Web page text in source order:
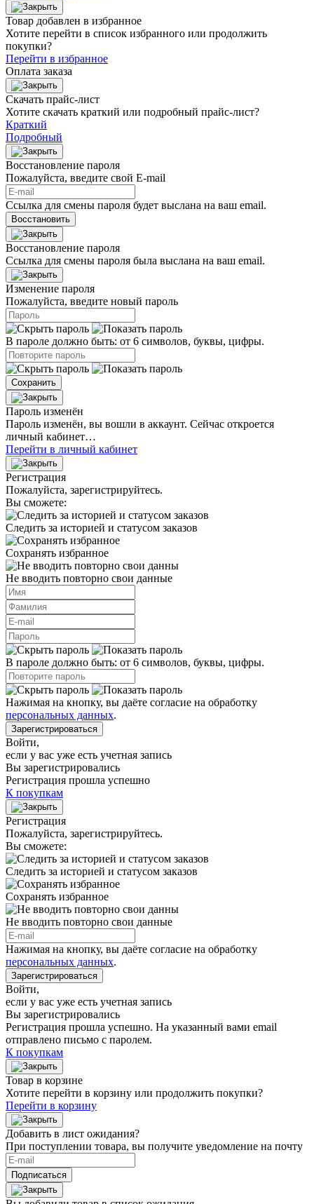
Товар добавлен в избранное
Хотите перейти в список избранного или продолжить
покупки?
Перейти в избранное
Оплата заказа
Скачать прайс-лист
Хотите скачать краткий или подробный прайс-лист?
Краткий
Подробный
Восстановление пароля
Пожалуйста, введите свой E‑mail
Ссылка для смены пароля будет выслана на ваш email.
Восстановить
Восстановление пароля
Ссылка для смены пароля была выслана на ваш email.
Изменение пароля
Пожалуйста, введите новый пароль
В пароле должно быть: от 6 символов, буквы, цифры.
Сохранить
Пароль изменён
Пароль изменён, вы вошли в аккаунт. Сейчас откроется
личный кабинет…
Перейти в личный кабинет
Регистрация
Пожалуйста, зарегистрируйтесь.
Вы сможете:
Следить за историей и статусом заказов
Сохранять избранное
Не вводить повторно свои данные
В пароле должно быть: от 6 символов, буквы, цифры.
Нажимая на кнопку, вы даёте согласие на обработку
персональных данных.
Зарегистрироваться
Войти,
если у вас уже есть учетная запись
Вы зарегистрировались
Регистрация прошла успешно
К покупкам
Регистрация
Пожалуйста, зарегистрируйтесь.
Вы сможете:
Следить за историей и статусом заказов
Сохранять избранное
Не вводить повторно свои данные
Нажимая на кнопку, вы даёте согласие на обработку
персональных данных.
Зарегистрироваться
Войти,
если у вас уже есть учетная запись
Вы зарегистрировались
Регистрация прошла успешно. На указанный вами email
отправлено письмо с паролем.
К покупкам
Товар в корзине
Хотите перейти в корзину или продолжить покупки?
Перейти в корзину
Добавить в лист ожидания?
При поступлении товара, вы получите уведомление на почту
Подписаться